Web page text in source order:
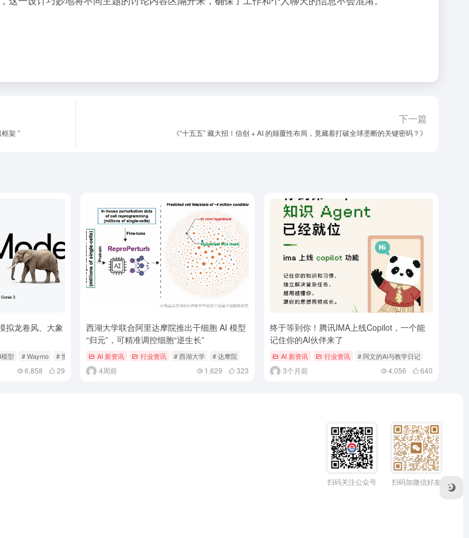
架 ”
下一篇
《“十五五” 藏大招！信创 + AI 的颠覆性布局，竟藏着打破全球垄断的关键密码？》
拟龙卷风、大象
型 # Waymo # 世界模型
6,858 29
西湖大学联合阿里达摩院推出干细胞 AI 模型
“归元”，可精准调控细胞“逆生长”
AI 新资讯 行业资讯 # 西湖大学 # 达摩院
4周前 1,629 323
终于等到你！腾讯IMA上线Copilot，一个能
记住你的AI伙伴来了
AI 新资讯 行业资讯 # 阿文的AI与教学日记
3个月前 4,056 640
扫码关注公众号 扫码加微信好友